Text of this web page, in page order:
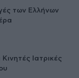
των Ελλήνων
Ιατρικές